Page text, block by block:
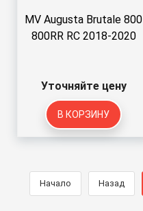
MV Augusta Brutale 800
800RR RC 2018-2020
Уточняйте цену
В КОРЗИНУ
Начало Назад